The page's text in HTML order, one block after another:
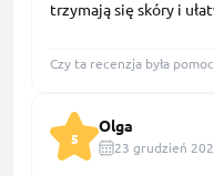
trzymają się skóry i
Czy ta recenzja była
5
Olga
23 grudzień